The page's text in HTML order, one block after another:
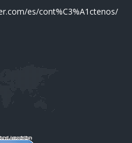
es/cont%C3%A1ctenos/